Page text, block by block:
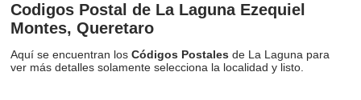
Codigos Postal de La Laguna Ezequiel
Montes, Queretaro
Aquí se encuentran los Códigos Postales de La Laguna para
ver más detalles solamente selecciona la localidad y listo.